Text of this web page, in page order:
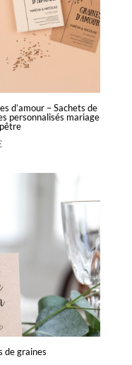
d’amour – Sachets de
personnalisés mariage
de graines